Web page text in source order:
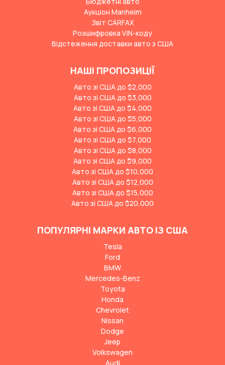
Аукціон Manheim
Звіт CARFAX
Розшифровка VIN-коду
Відстеження доставки авто з США
НАШІ ПРОПОЗИЦІЇ
Авто зі США до $2,000
Авто зі США до $3,000
Авто зі США до $4,000
Авто зі США до $5,000
Авто зі США до $6,000
Авто зі США до $7,000
Авто зі США до $8,000
Авто зі США до $9,000
Авто зі США до $10,000
Авто зі США до $12,000
Авто зі США до $15,000
Авто зі США до $20,000
ПОПУЛЯРНІ МАРКИ АВТО ІЗ США
Tesla
Ford
BMW
Mercedes-Benz
Toyota
Honda
Chevrolet
Nissan
Dodge
Jeep
Volkswagen
Audi